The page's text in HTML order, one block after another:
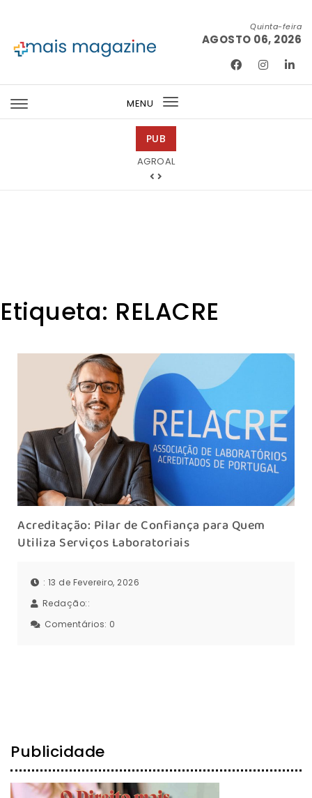
Quinta-feira
AGOSTO 06, 2026
MENU
Toggle
PUB
AGROAL
Tintas 2000
Etiqueta: RELACRE
Acreditação: Pilar de Confiança para Quem
Utiliza Serviços Laboratoriais
: 13 de Fevereiro, 2026
Redação::
Comentários: 0
Publicidade